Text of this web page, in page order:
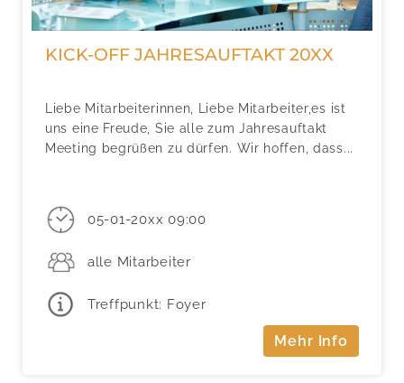
KICK-OFF JAHRESAUFTAKT 20XX
Liebe Mitarbeiterinnen, Liebe Mitarbeiter,es ist
uns eine Freude, Sie alle zum Jahresauftakt
Meeting begrüßen zu dürfen. Wir hoffen, dass...
05-01-20xx 09:00
alle Mitarbeiter
Treffpunkt: Foyer
Mehr Info